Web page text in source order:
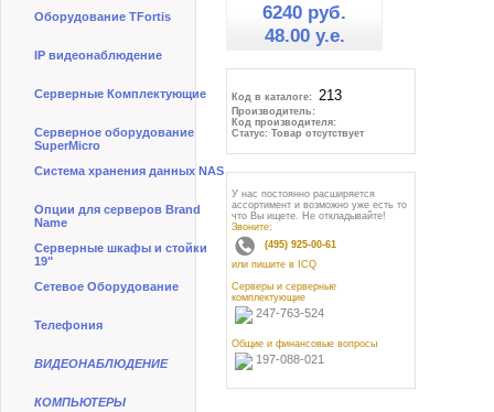
Оборудование TFortis
IP видеонаблюдение
Серверные Комплектующие
Серверное оборудование
SuperMicro
Система хранения данных NAS
Опции для серверов Brand
Name
Серверные шкафы и стойки
19"
Сетевое Оборудование
Телефония
ВИДЕОНАБЛЮДЕНИЕ
КОМПЬЮТЕРЫ
6240 руб.
48.00 y.e.
Код в каталоге:
Производитель:
Код производителя:
Статус: Товар отсутствует
У нас постоянно расширяется
ассортимент и возможно уже есть то
что Вы ищете. Не откладывайте!
Звоните:
(495) 925-00-61
или пишите в ICQ
Серверы и серверные
комплектующие
247-763-524
Общие и финансовые вопросы
197-088-021